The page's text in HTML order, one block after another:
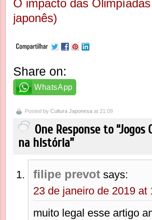
O impacto das
japonês)
Share on:
WhatsApp
Posted by Cultura Japonesa at 21:09
One Response to
na história”
filipe prevot says:
23 de janeiro de 2019 at
muito legal esse artigo